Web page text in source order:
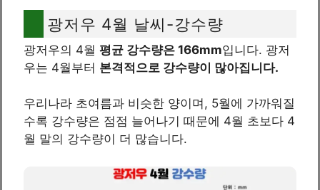
광저우 4월 날씨-강수량
광저우의 4월 평균 강수량은 166mm입니다. 광저
우는 4월부터 본격적으로 강수량이 많아집니다.
우리나라 초여름과 비슷한 양이며, 5월에 가까워질
수록 강수량은 점점 늘어나기 때문에 4월 초보다 4
월 말의 강수량이 더 많습니다.